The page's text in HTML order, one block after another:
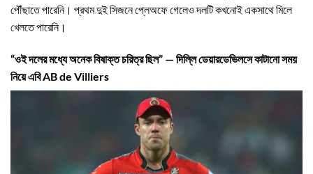
পৌঁছাতে পারেনি। প্রথম দুই সিজনে প্লেঅফে গেলেও দলটি কখনোই একসাথে মিলে
খেলতে পারেনি।
“ওই দলের মধ্যে অনেক বিষাক্ত চরিত্র ছিল” — দিল্লি ডেয়ারডেভিলসে কাটানো সময়
নিয়ে এবি AB de Villiers